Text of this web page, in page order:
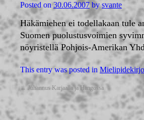
Posted on 30.06.2007 by svante
Häkämiehen ei todellakaan tule
Suomen puolustusvoimien
nöyristellä Pohjois-Amerikan
This entry was posted in
←Juhannus Karjaalla ja Hangossa